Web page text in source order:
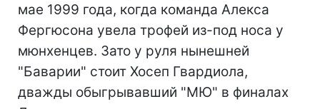
мае 1999 года, когда команда Алекса
Фергюсона увела трофей из-под носа у
мюнхенцев. Зато у руля нынешней
"Баварии" стоит Хосеп Гвардиола,
дважды обыгрывавший "МЮ" в финалах